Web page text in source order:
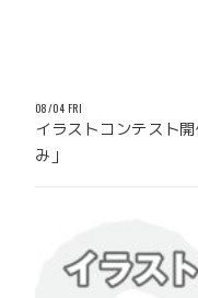
08/04 FRI
イラストコンテスト
み」